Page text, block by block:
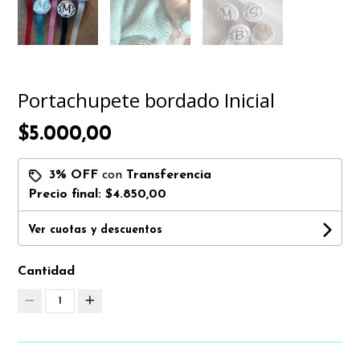
Portachupete bordado Inicial
$5.000,00
3% OFF con Transferencia
Precio final:$4.850,00
Ver cuotas y descuentos
Cantidad
1